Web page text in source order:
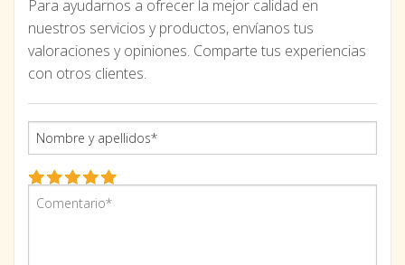
Para ayudarnos a ofrecer la mejor calidad en
nuestros servicios y productos, envíanos tus
valoraciones y opiniones. Comparte tus experiencias
con otros clientes.